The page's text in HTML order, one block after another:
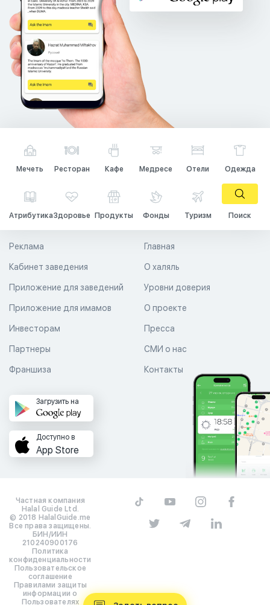
Мечеть Ресторан Кафе Медресе Отели Одежда
АтрибутикаЗдоровье Продукты Фонды Туризм Поиск
Главная
О халяль
Уровни доверия
Реклама
Кабинет заведения
Приложение для заведений
Приложение для имамов О проекте
Пресса
СМИ о нас
Контакты
Инвесторам
Партнеры
Франшиза
Загрузить на
Доступно в
App Store
Частная компания
Halal Guide Ltd.
© 2018 HalalGuide.me
Все права защищены.
БИН/ИИН
210240900176
Политика
конфиденциальности
Пользовательское
соглашение
Правилами защиты
информации о
Пользователях